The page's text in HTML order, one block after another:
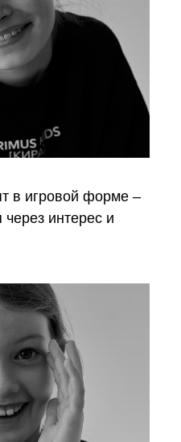
в игровой форме –
через интерес и